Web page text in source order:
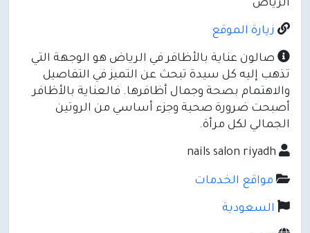
الرياض
زيارة الموقع
صالون عناية بالأظافر في الرياض هو الوجهة التي
تذهب إليه كل سيدة تبحث عن التميز في التفاصيل
والاهتمام بصحة وجمال أظافرها. فالعناية بالأظافر
أصبحت ضرورة صحية وجزء أساسي من الروتين
الجمالي لكل مرأة.
مواقع الخدمات
السعودية